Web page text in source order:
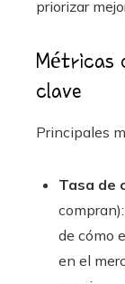
priorizar
Métricas
clave
Principales
Tasa de
de cómo
en el